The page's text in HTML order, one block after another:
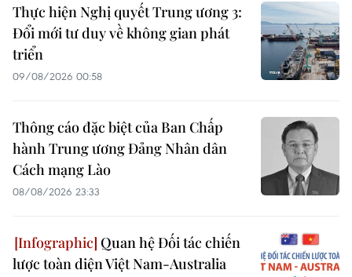
Thực hiện Nghị quyết Trung ương 3:
Đổi mới tư duy về không gian phát
triển
09/08/2026 00:58
Thông cáo đặc biệt của Ban Chấp
hành Trung ương Đảng Nhân dân
Cách mạng Lào
08/08/2026 23:33
Quan hệ Đối tác chiến
lược toàn diện Việt Nam-Australia